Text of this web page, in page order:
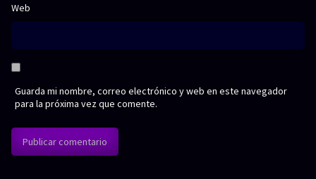
Web
Guarda mi nombre, correo electrónico y web en este navegador
para la próxima vez que comente.